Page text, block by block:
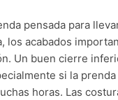
pensada para
los acabados
Un buen cierre
si la
horas. Las